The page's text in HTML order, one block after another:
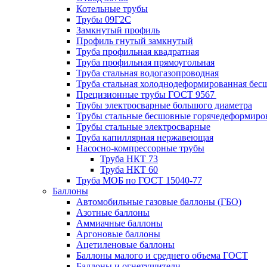
Котельные трубы
Трубы 09Г2С
Замкнутый профиль
Профиль гнутый замкнутый
Труба профильная квадратная
Труба профильная прямоугольная
Труба стальная водогазопроводная
Труба стальная холоднодеформированная
Прецизионные трубы ГОСТ 9567
Трубы электросварные большого диаметра
Трубы стальные бесшовные
Трубы стальные электросварные
Труба капиллярная нержавеющая
Насосно-компрессорные трубы
Труба НКТ 73
Труба НКТ 60
Труба МОБ по ГОСТ 15040-77
Баллоны
Автомобильные газовые баллоны (ГБО)
Азотные баллоны
Аммиачные баллоны
Аргоновые баллоны
Ацетиленовые баллоны
Баллоны малого и среднего объема ГОСТ